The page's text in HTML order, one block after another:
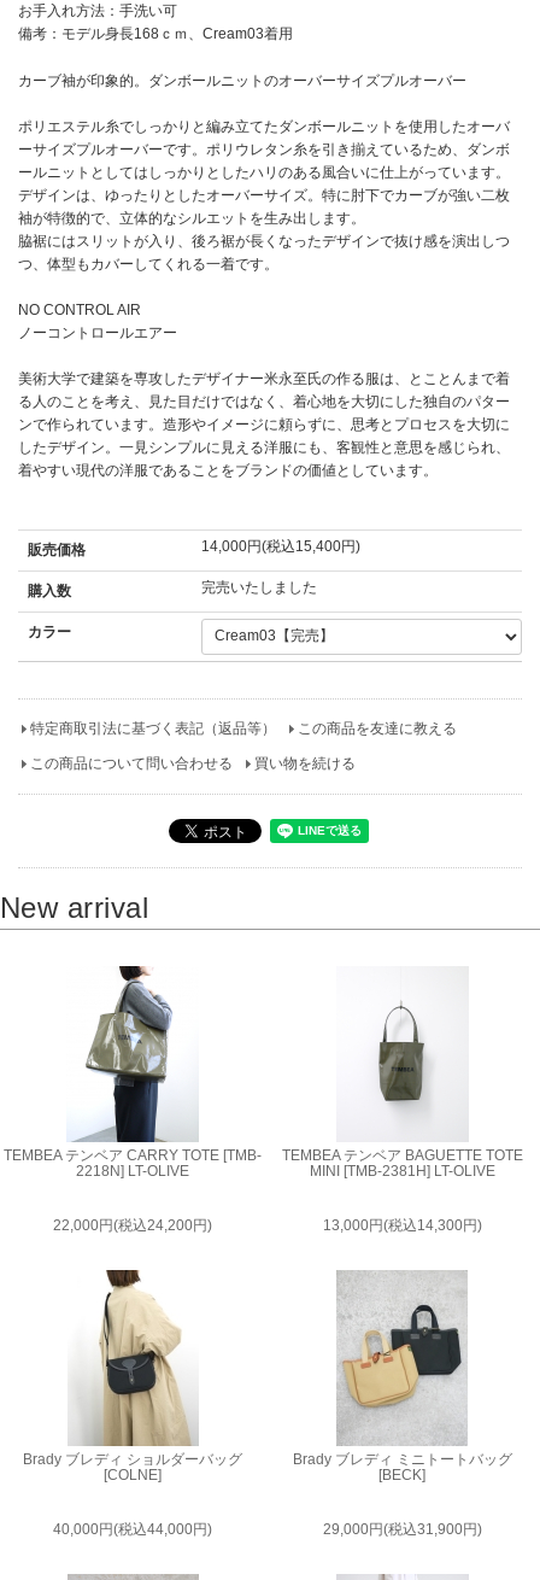
お手入れ方法：手洗い可
備考：モデル身長168ｃｍ、Cream03着用
カーブ袖が印象的。ダンボールニットのオーバーサイズプルオーバー
ポリエステル糸でしっかりと編み立てたダンボールニットを使用したオーバ
ーサイズプルオーバーです。ポリウレタン糸を引き揃えているため、ダンボ
ールニットとしてはしっかりとしたハリのある風合いに仕上がっています。
デザインは、ゆったりとしたオーバーサイズ。特に肘下でカーブが強い二枚
袖が特徴的で、立体的なシルエットを生み出します。
脇裾にはスリットが入り、後ろ裾が長くなったデザインで抜け感を演出しつ
つ、体型もカバーしてくれる一着です。
NO CONTROL AIR
ノーコントロールエアー
美術大学で建築を専攻したデザイナー米永至氏の作る服は、とことんまで着
る人のことを考え、見た目だけではなく、着心地を大切にした独自のパター
ンで作られています。造形やイメージに頼らずに、思考とプロセスを大切に
したデザイン。一見シンプルに見える洋服にも、客観性と意思を感じられ、
着やすい現代の洋服であることをブランドの価値としています。
販売価格 14,000円(税込15,400円)
購入数 完売いたしました
カラー
特定商取引法に基づく表記（返品等） この商品を友達に教える
この商品について問い合わせる 買い物を続ける
New arrival
TEMBEA テンベア CARRY TOTE [TMB-
2218N] LT-OLIVE
22,000円(税込24,200円)
TEMBEA テンベア BAGUETTE TOTE
MINI [TMB-2381H] LT-OLIVE
13,000円(税込14,300円)
Brady ブレディ ショルダーバッグ
[COLNE]
40,000円(税込44,000円)
Brady ブレディ ミニトートバッグ
[BECK]
29,000円(税込31,900円)